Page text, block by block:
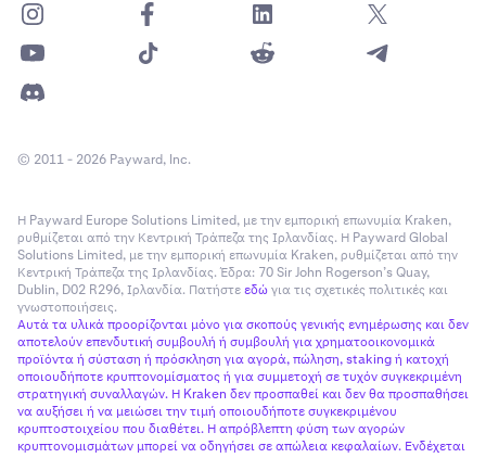
© 2011 - 2026 Payward, Inc.
Η Payward Europe Solutions Limited, με την εμπορική επωνυμία Kraken,
ρυθμίζεται από την Κεντρική Τράπεζα της Ιρλανδίας. Η Payward Global
Solutions Limited, με την εμπορική επωνυμία Kraken, ρυθμίζεται από την
Κεντρική Τράπεζα της Ιρλανδίας. Έδρα: 70 Sir John Rogerson’s Quay,
Dublin, D02 R296, Ιρλανδία. Πατήστεεδώγια τις σχετικές πολιτικές και
γνωστοποιήσεις.
Αυτά τα υλικά προορίζονται μόνο για σκοπούς γενικής ενημέρωσης και δεν
αποτελούν επενδυτική συμβουλή ή συμβουλή για χρηματοοικονομικά
προϊόντα ή σύσταση ή πρόσκληση για αγορά, πώληση, staking ή κατοχή
οποιουδήποτε κρυπτονομίσματος ή για συμμετοχή σε τυχόν συγκεκριμένη
στρατηγική συναλλαγών. Η Kraken δεν προσπαθεί και δεν θα προσπαθήσει
να αυξήσει ή να μειώσει την τιμή οποιουδήποτε συγκεκριμένου
κρυπτοστοιχείου που διαθέτει. Η απρόβλεπτη φύση των αγορών
κρυπτονομισμάτων μπορεί να οδηγήσει σε απώλεια κεφαλαίων. Ενδέχεται